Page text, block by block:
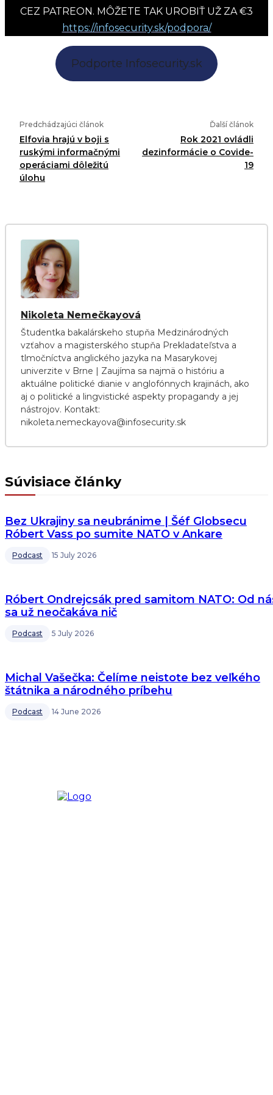
CEZ PATREON. MÔŽETE TAK UROBIŤ UŽ ZA €3
https://infosecurity.sk/podpora/
Podporte Infosecurity.sk
Predchádzajúci článok
Elfovia hrajú v boji s
ruskými informačnými
operáciami dôležitú
úlohu
Ďalší článok
Rok 2021 ovládli
dezinformácie o Covide-
19
Nikoleta Nemečkayová
Študentka bakalárskeho stupňa Medzinárodných
vzťahov a magisterského stupňa Prekladateľstva a
tlmočníctva anglického jazyka na Masarykovej
univerzite v Brne | Zaujíma sa najmä o históriu a
aktuálne politické dianie v anglofónnych krajinách, ako
aj o politické a lingvistické aspekty propagandy a jej
nástrojov. Kontakt:
nikoleta.nemeckayova@infosecurity.sk
Súvisiace články
Bez Ukrajiny sa neubránime | Šéf Globsecu
Róbert Vass po sumite NATO v Ankare
Podcast 15 July 2026
Róbert Ondrejcsák pred samitom NATO: Od
sa už neočakáva nič
Podcast 5 July 2026
Michal Vašečka: Čelíme neistote bez veľkého
štátnika a národného príbehu
Podcast 14 June 2026